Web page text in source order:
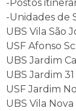
-Postos
-Unidades de
UBS Vila São
USF Afonso
UBS Jardim
UBS Jardim
USF Jardim
UBS Vila Nova